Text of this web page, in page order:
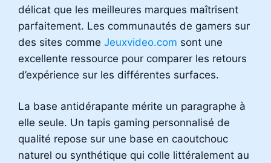
délicat que les meilleures marques maîtrisent
parfaitement. Les communautés de gamers sur
des sites comme Jeuxvideo.com sont une
excellente ressource pour comparer les retours
d’expérience sur les différentes surfaces.
La base antidérapante mérite un paragraphe à
elle seule. Un tapis gaming personnalisé de
qualité repose sur une base en caoutchouc
naturel ou synthétique qui colle littéralement au